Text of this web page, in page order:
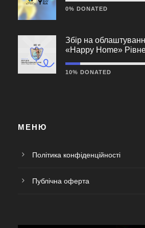
0% DONATED
Збір на
«Happy Home»
10% DONATED
МЕНЮ
Політика конфіденційності
Публічна оферта